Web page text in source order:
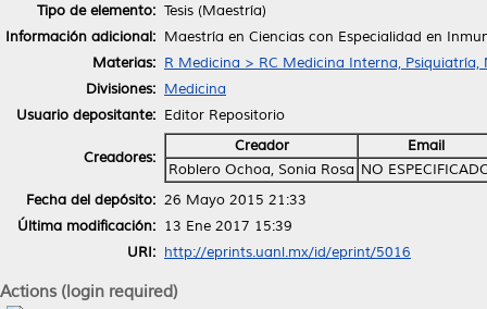
Tipo de elemento: Tesis (Maestría)
Información adicional: Maestría en Ciencias con Especialidad en
Materias: R Medicina > RC Medicina Interna, Psiquiatría,
Divisiones: Medicina
Usuario depositante: Editor Repositorio
Creadores:
Creador
Email
Roblero Ochoa, Sonia Rosa NO
Fecha del depósito: 26 Mayo 2015 21:33
Última modificación: 13 Ene 2017 15:39
URI: http://eprints.uanl.mx/id/eprint/5016
Actions (login required)